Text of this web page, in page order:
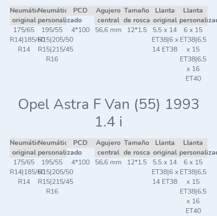
Neumático
original
Neumático
personalizado
PCD
Agujero
central
Tamaño
de rosca
Llanta
original
Llanta
175/65
R14|185/60
R14
195/55
R15|205/50
R15|215/45
R16
4*100 56,6 mm 12*1.5
5,5 x 14
ET38|6 x
14 ET38
6 x 15
ET38|6,5
x 15
ET38|6,5
x 16
ET40
Opel Astra F Van (55) 1993
1.4 i
Neumático
original
Neumático
personalizado
PCD
Agujero
central
Tamaño
de rosca
Llanta
original
Llanta
175/65
R14|185/60
R14
195/55
R15|205/50
R15|215/45
R16
4*100 56,6 mm 12*1.5
5,5 x 14
ET38|6 x
14 ET38
6 x 15
ET38|6,5
x 15
ET38|6,5
x 16
ET40